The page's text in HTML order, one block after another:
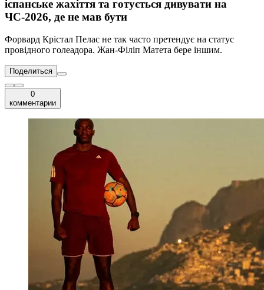
іспанське жахіття та готується дивувати на
ЧС-2026, де не мав бути
Форвард Крістал Пелас не так часто претендує на статус
провідного голеадора. Жан-Філіп Матета бере іншим.
Поделиться
0
комментарии